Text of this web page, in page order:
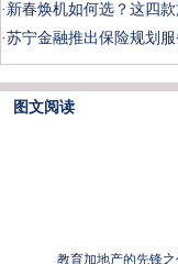
· 新春焕机如何选？这四
·苏宁金融推出保险规划
图文阅读
教育加地产的先锋之